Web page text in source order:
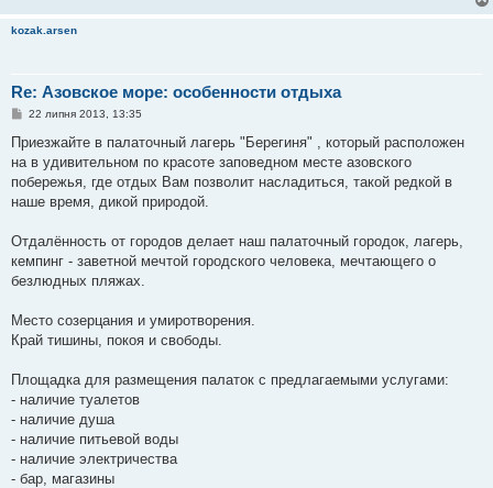
kozak.arsen
Re: Азовское море: особенности отдыха
П
в
д
о
л
н
я
22 липня 2013, 13:35
Приезжайте в палаточный лагерь "Берегиня" , который расположен
на в удивительном по красоте заповедном месте азовского
побережья, где отдых Вам позволит насладиться, такой редкой в
наше время, дикой природой.
Отдалённость от городов делает наш палаточный городок, лагерь,
кемпинг - заветной мечтой городского человека, мечтающего о
безлюдных пляжах.
Место созерцания и умиротворения.
Край тишины, покоя и свободы.
Площадка для размещения палаток с предлагаемыми услугами:
- наличие туалетов
- наличие душа
- наличие питьевой воды
- наличие электричества
- бар, магазины